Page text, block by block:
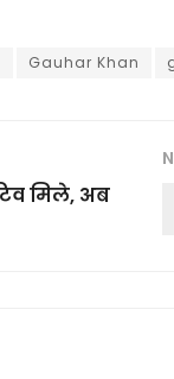
Gauhar Khan
मिले, अब